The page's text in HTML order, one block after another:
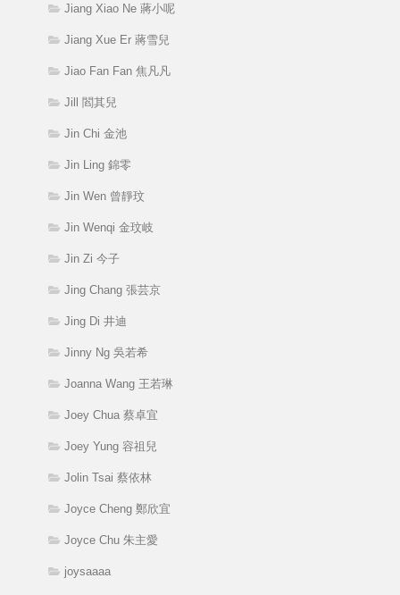
Jiang Xiao Ne 蔣小呢
Jiang Xue Er 蔣雪兒
Jiao Fan Fan 焦凡凡
Jill 閻其兒
Jin Chi 金池
Jin Ling 錦零
Jin Wen 曾靜玟
Jin Wenqi 金玟岐
Jin Zi 今子
Jing Chang 張芸京
Jing Di 井迪
Jinny Ng 吳若希
Joanna Wang 王若琳
Joey Chua 蔡卓宜
Joey Yung 容祖兒
Jolin Tsai 蔡依林
Joyce Cheng 鄭欣宜
Joyce Chu 朱主愛
joysaaaa